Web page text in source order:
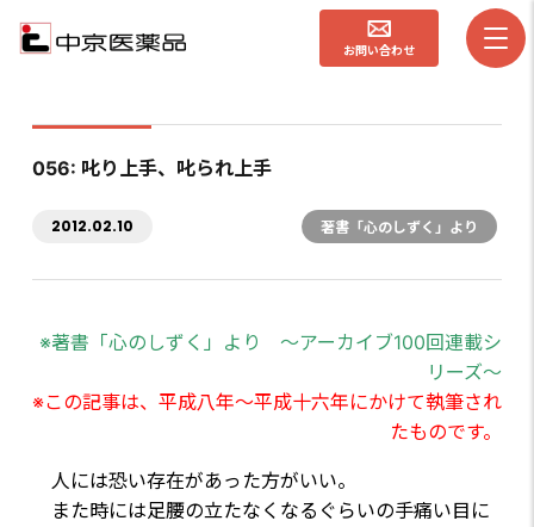
お問い合わせ
056: 叱り上手、叱られ上手
2012.02.10 著書「心のしずく」より
※著書「心のしずく」より ～アーカイブ100回連載シ
リーズ～
※この記事は、平成八年～平成十六年にかけて執筆され
たものです。
人には恐い存在があった方がいい。
また時には足腰の立たなくなるぐらいの手痛い目に